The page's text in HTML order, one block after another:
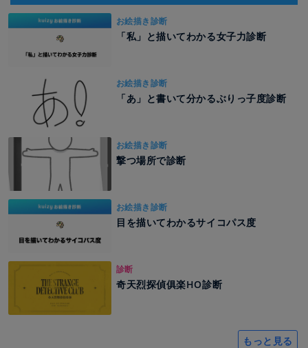
お絵描き診断
「私」と描いてわかる女子力診断
お絵描き診断
「あ」と書いて分かるぶりっ子度診断
お絵描き診断
撃つ場所で診断
お絵描き診断
目を描いてわかるサイコパス度
診断
奇天烈探偵俱楽HO診断
もっと見る